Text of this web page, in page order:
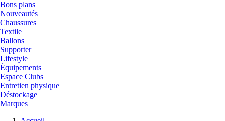
Bons plans
Nouveautés
Chaussures
Textile
Ballons
Supporter
Lifestyle
Équipements
Espace Clubs
Entretien physique
Déstockage
Marques